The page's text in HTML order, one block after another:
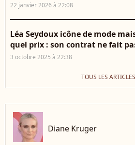
22 janvier 2026 à 22:08
Léa Seydoux icône de mode
quel prix : son contrat ne fait
3 octobre 2025 à 22:38
TOUS LES ARTICLES
Diane Kruger